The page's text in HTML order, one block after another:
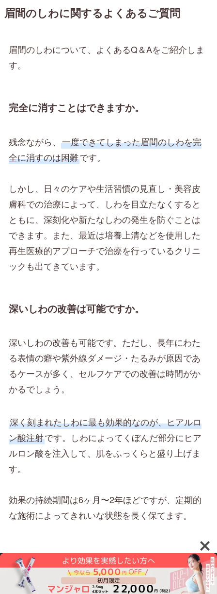
眉間のしわに関するよくあるご質問
眉間のしわについて、よくあるQ＆Aをご紹介しま
す。
完全に消すことはできますか。
残念ながら、 一度できてしまった眉間のしわを完
全に消すのは困難です。
しかし、日々のケアや生活習慣の見直し・美容皮
膚科での治療によって、しわを目立たなくすると
ともに、深刻化や新たなしわの発生を防ぐことは
できます。また、最近は培養上清などを使用した
再生医療的アプローチで治療を行っているクリニ
ックも出てきています。
深いしわの改善は可能ですか。
深いしわの改善も可能です。ただし、長年にわた
る表情の癖や紫外線ダメージ・たるみが原因であ
るケースが多く、セルフケアでの改善は時間がか
かるでしょう。
深く刻まれたしわに最も効果的なのが、ヒアルロ
ン酸注射です。しわによってくぼんだ部分にヒア
ルロン酸を注入して、肌をふっくらと盛り上げま
す。
効果の持続期間は6ヶ月〜2年ほどですが、定期的
な施術によってきれいな状態を長く保てます。
たるみ